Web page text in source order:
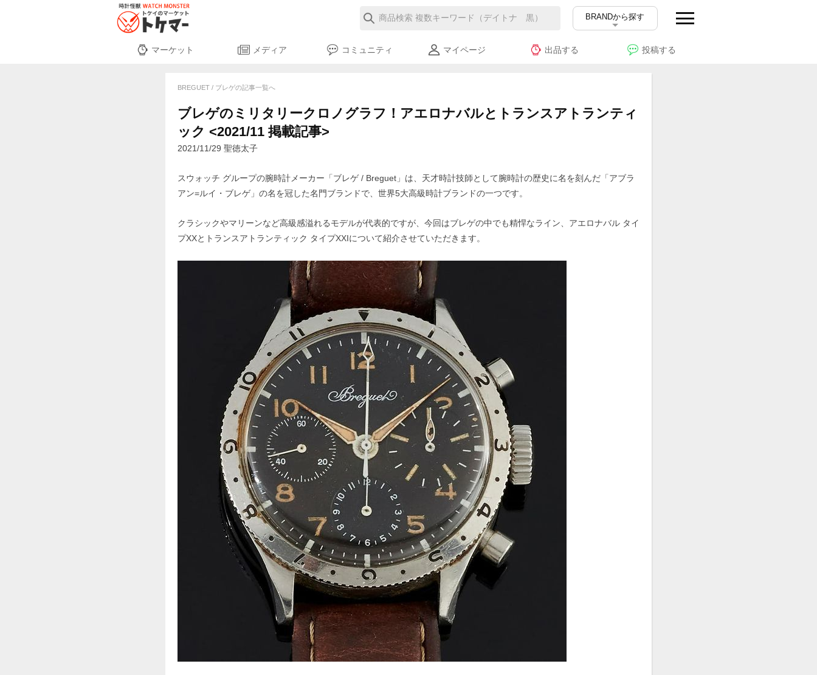
BRANDから探す
マーケット メディア コミュニティ マイページ 出品する 投稿する
BREGUET / ブレゲの記事一覧へ
ブレゲのミリタリークロノグラフ！アエロナバルとトランスアトランティ
ック <2021/11 掲載記事>
2021/11/29 聖徳太子
スウォッチ グループの腕時計メーカー「ブレゲ / Breguet」は、天才時計技師として腕時計の歴史に名を刻んだ「アブラ
アン=ルイ・ブレゲ」の名を冠した名門ブランドで、世界5大高級時計ブランドの一つです。
クラシックやマリーンなど高級感溢れるモデルが代表的ですが、今回はブレゲの中でも精悍なライン、アエロナバル タイ
プXXとトランスアトランティック タイプXXIについて紹介させていただきます。